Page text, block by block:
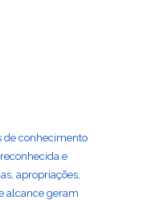
de conhecimento
e
apropriações,
alcance geram